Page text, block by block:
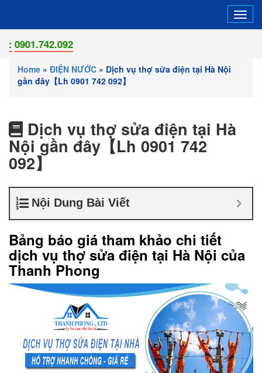
Home » ĐIỆN NƯỚC » Dịch vụ thợ sửa điện tại Hà Nội
gần đây【Lh 0901 742 092】
Dịch vụ thợ sửa điện tại Hà
Nội gần đây【Lh 0901 742
092】
Nội Dung Bài Viết
Bảng báo giá tham khảo chi tiết
dịch vụ thợ sửa điện tại Hà Nội của
Thanh Phong